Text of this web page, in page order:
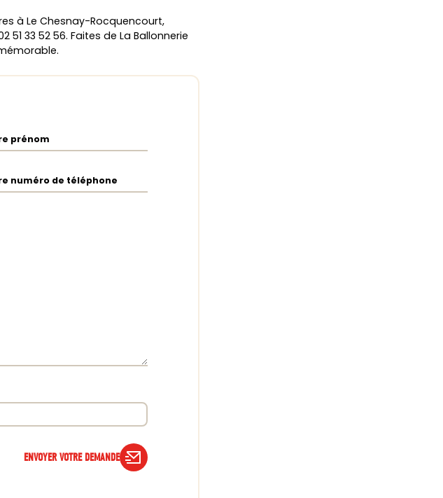
à Le Chesnay-Rocquencourt,
33 52 56. Faites de La Ballonnerie
prénom
numéro de téléphone
ENVOYER VOTRE DEMANDE